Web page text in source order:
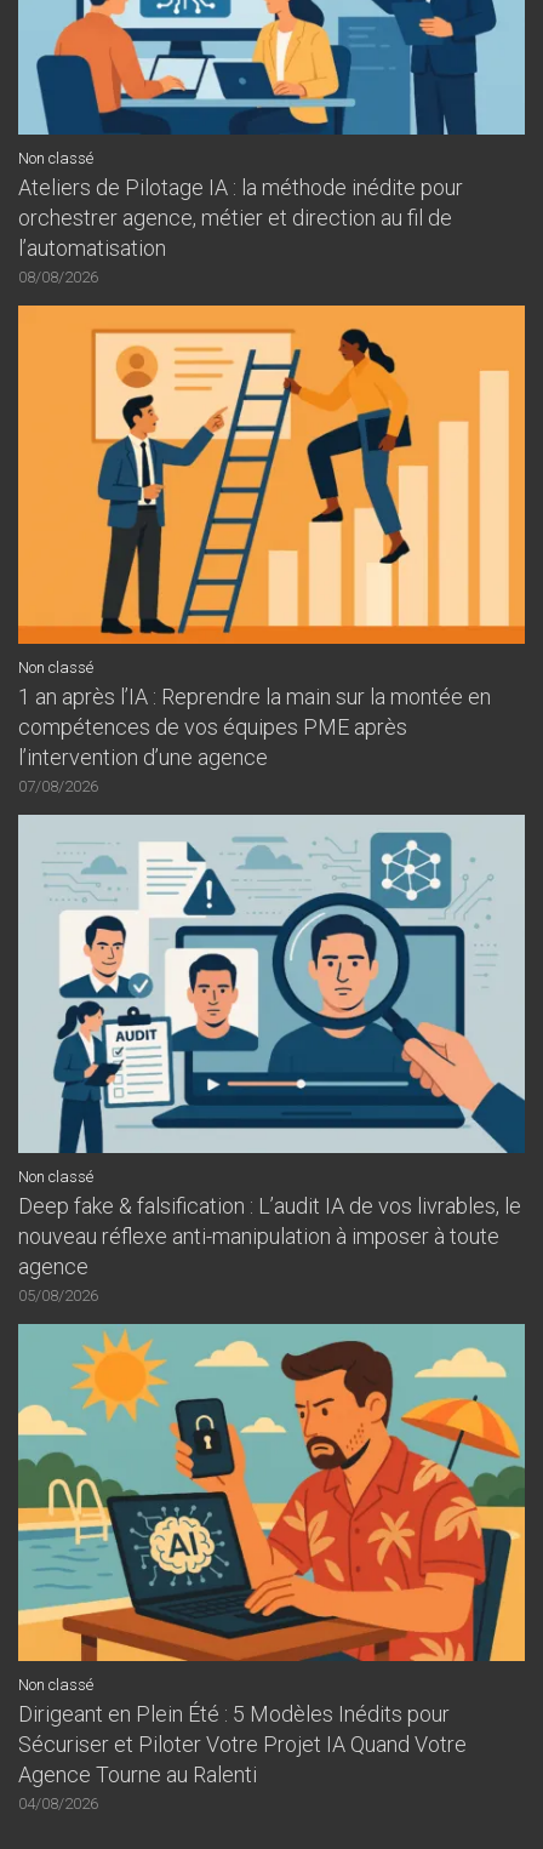
Non classé
Ateliers de Pilotage IA : la méthode inédite pour
orchestrer agence, métier et direction au fil de
l’automatisation
08/08/2026
Non classé
1 an après l’IA : Reprendre la main sur la montée en
compétences de vos équipes PME après
l’intervention d’une agence
07/08/2026
Non classé
Deep fake & falsification : L’audit IA de vos livrables, le
nouveau réflexe anti-manipulation à imposer à toute
agence
05/08/2026
Non classé
Dirigeant en Plein Été : 5 Modèles Inédits pour
Sécuriser et Piloter Votre Projet IA Quand Votre
Agence Tourne au Ralenti
04/08/2026